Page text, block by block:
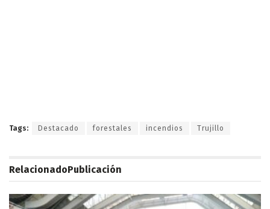
Tags: Destacado forestales incendios Trujillo
RelacionadoPublicación